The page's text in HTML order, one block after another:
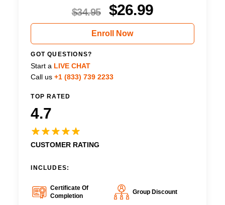
$34.95 $26.99
Enroll Now
GOT QUESTIONS?
Start a LIVE CHAT
Call us +1 (833) 739 2233
TOP RATED
4.7
CUSTOMER RATING
INCLUDES:
Certificate Of
Completion
Group Discount